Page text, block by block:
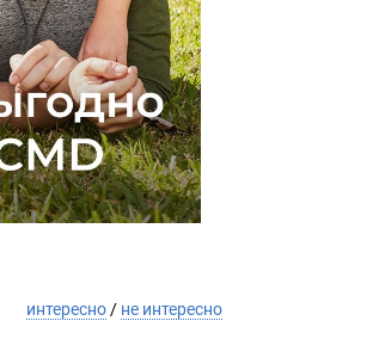
интересно / не интересно